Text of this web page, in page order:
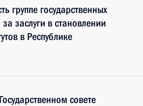
группе государственных
заслуги в становлении
в Республике
совете